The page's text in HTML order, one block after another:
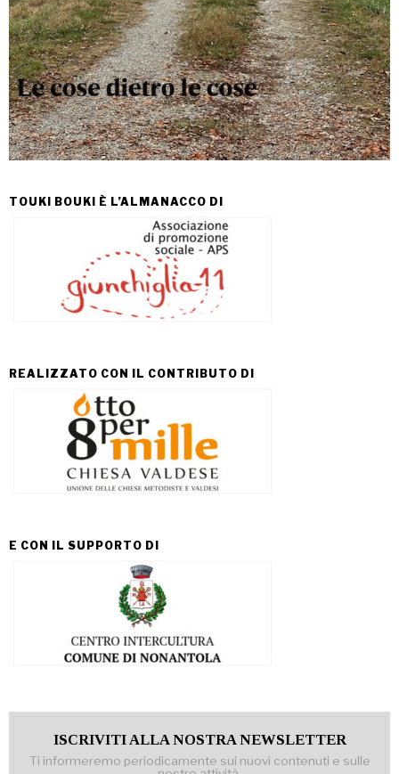
TOUKI BOUKI È L’ALMANACCO DI
REALIZZATO CON IL CONTRIBUTO DI
E CON IL SUPPORTO DI
ISCRIVITI ALLA NOSTRA NEWSLETTER
Ti informeremo periodicamente sui nuovi contenuti e sulle